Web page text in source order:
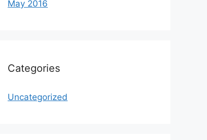
May 2016
Categories
Uncategorized